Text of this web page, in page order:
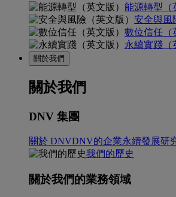
能源轉型（
安全與風
數位信任（
永續實踐（
關於我們
關於我們
DNV 集團
關於 DNVDNV的企業永續發展研
我們的歷史
關於我們的業務領域